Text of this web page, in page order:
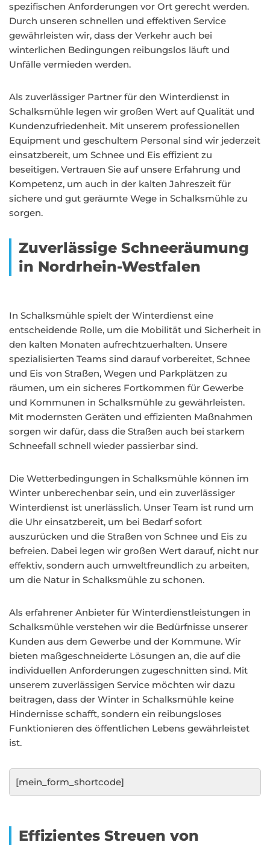
spezifischen Anforderungen vor Ort gerecht werden.
Durch unseren schnellen und effektiven Service
gewährleisten wir, dass der Verkehr auch bei
winterlichen Bedingungen reibungslos läuft und
Unfälle vermieden werden.
Als zuverlässiger Partner für den Winterdienst in
Schalksmühle legen wir großen Wert auf Qualität und
Kundenzufriedenheit. Mit unserem professionellen
Equipment und geschultem Personal sind wir jederzeit
einsatzbereit, um Schnee und Eis effizient zu
beseitigen. Vertrauen Sie auf unsere Erfahrung und
Kompetenz, um auch in der kalten Jahreszeit für
sichere und gut geräumte Wege in Schalksmühle zu
sorgen.
Zuverlässige Schneeräumung
in Nordrhein-Westfalen
In Schalksmühle spielt der Winterdienst eine
entscheidende Rolle, um die Mobilität und Sicherheit in
den kalten Monaten aufrechtzuerhalten. Unsere
spezialisierten Teams sind darauf vorbereitet, Schnee
und Eis von Straßen, Wegen und Parkplätzen zu
räumen, um ein sicheres Fortkommen für Gewerbe
und Kommunen in Schalksmühle zu gewährleisten.
Mit modernsten Geräten und effizienten Maßnahmen
sorgen wir dafür, dass die Straßen auch bei starkem
Schneefall schnell wieder passierbar sind.
Die Wetterbedingungen in Schalksmühle können im
Winter unberechenbar sein, und ein zuverlässiger
Winterdienst ist unerlässlich. Unser Team ist rund um
die Uhr einsatzbereit, um bei Bedarf sofort
auszurücken und die Straßen von Schnee und Eis zu
befreien. Dabei legen wir großen Wert darauf, nicht nur
effektiv, sondern auch umweltfreundlich zu arbeiten,
um die Natur in Schalksmühle zu schonen.
Als erfahrener Anbieter für Winterdienstleistungen in
Schalksmühle verstehen wir die Bedürfnisse unserer
Kunden aus dem Gewerbe und der Kommune. Wir
bieten maßgeschneiderte Lösungen an, die auf die
individuellen Anforderungen zugeschnitten sind. Mit
unserem zuverlässigen Service möchten wir dazu
beitragen, dass der Winter in Schalksmühle keine
Hindernisse schafft, sondern ein reibungsloses
Funktionieren des öffentlichen Lebens gewährleistet
ist.
[mein_form_shortcode]
Effizientes Streuen von